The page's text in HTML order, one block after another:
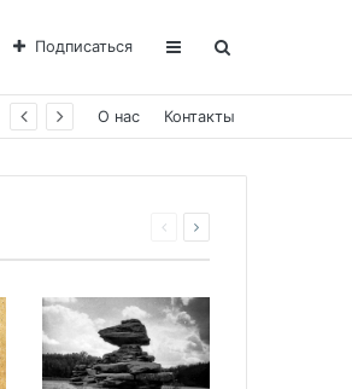
Подписаться
О нас Контакты